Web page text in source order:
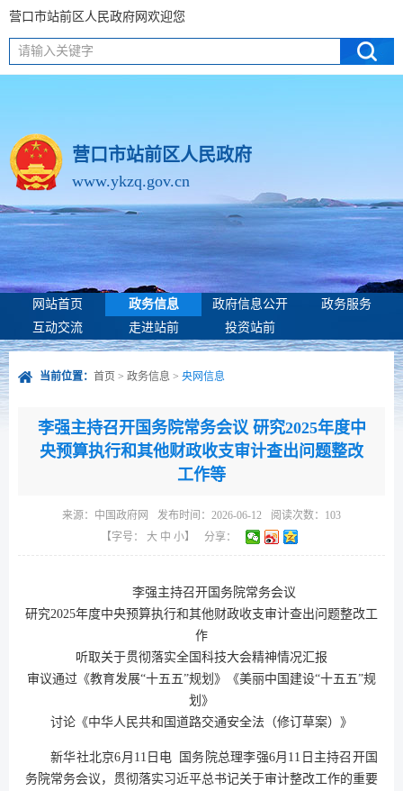
营口市站前区人民政府网欢迎您
请输入关键字
营口市站前区人民政府
www.ykzq.gov.cn
网站首页 政务信息 政府信息公开
政务服务
互动交流
走进站前 投资站前
当前位置： 首页 > 政务信息 > 央网信息
李强主持召开国务院常务会议 研究2025年度中
央预算执行和其他财政收支审计查出问题整改
工作等
来源： 中国政府网 发布时间：2026-06-12 阅读次数： 103
【字号： 大 中 小】 分享：
李强主持召开国务院常务会议
研究2025年度中央预算执行和其他财政收支审计查出问题整改工
作
听取关于贯彻落实全国科技大会精神情况汇报
审议通过《教育发展“十五五”规划》《美丽中国建设“十五五”规
划》
讨论《中华人民共和国道路交通安全法（修订草案）》
新华社北京6月11日电 国务院总理李强6月11日主持召开国
务院常务会议，贯彻落实习近平总书记关于审计整改工作的重要